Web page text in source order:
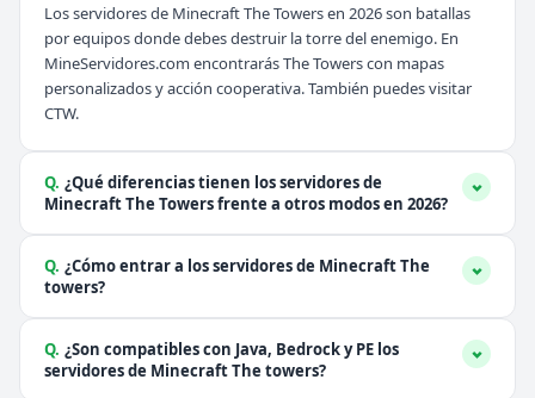
Los servidores de Minecraft The Towers en 2026 son batallas
por equipos donde debes destruir la torre del enemigo. En
MineServidores.com encontrarás The Towers con mapas
personalizados y acción cooperativa. También puedes visitar
CTW.
Q. ¿Qué diferencias tienen los servidores de
Minecraft The Towers frente a otros modos en 2026?
Q. ¿Cómo entrar a los servidores de Minecraft The
towers?
Q. ¿Son compatibles con Java, Bedrock y PE los
servidores de Minecraft The towers?